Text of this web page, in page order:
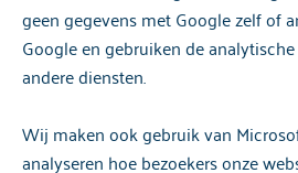
geen gegevens met Google zelf of
Google en gebruiken de
andere diensten.
Wij maken ook gebruik van
analyseren hoe bezoekers onze